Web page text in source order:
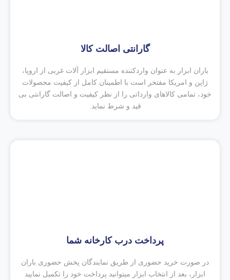
گارانتی اصالت کالا
باران ابزار به عنوان واردکننده مستقیم ابزار آلات غربی از اروپا،
ژاپن و امریکا مفتخر است با اطمینان کامل از کیفیت محصولات
خود، تمامی کالاهای وارداتی را از نظر کیفیت و اصالت گارانتی بی
قید و شرط نماید.
پرداخت درب کارخانه شما
در صورت خرید حضوری از طریق نمایندگان پخش حضوری باران
ابزار، بعد از انتخاب ابزار میتوانید پرداخت خود را تکمیل نمایید